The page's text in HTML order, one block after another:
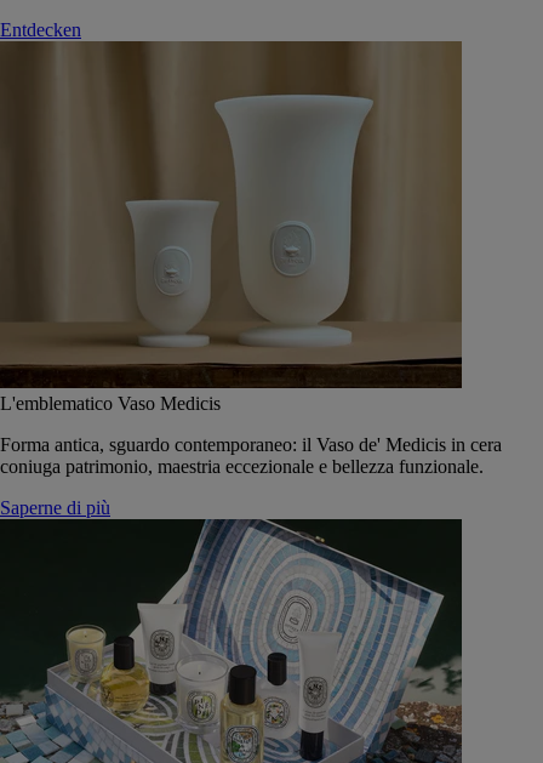
Entdecken
L'emblematico Vaso Medicis
Forma antica, sguardo contemporaneo: il Vaso de' Medicis in cera
coniuga patrimonio, maestria eccezionale e bellezza funzionale.
Saperne di più